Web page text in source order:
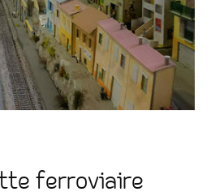
ferroviaire